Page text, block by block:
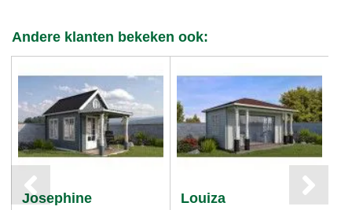
Andere klanten bekeken ook:
Josephine Louiza